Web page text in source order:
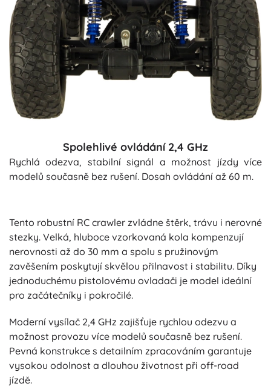
Spolehlivé ovládání 2,4 GHz
Rychlá odezva, stabilní signál a možnost jízdy více
modelů současně bez rušení. Dosah ovládání až 60 m.
Tento robustní RC crawler zvládne štěrk, trávu i nerovné
stezky. Velká, hluboce vzorkovaná kola kompenzují
nerovnosti až do 30 mm a spolu s pružinovým
zavěšením poskytují skvělou přilnavost i stabilitu. Díky
jednoduchému pistolovému ovladači je model ideální
pro začátečníky i pokročilé.
Moderní vysílač 2,4 GHz zajišťuje rychlou odezvu a
možnost provozu více modelů současně bez rušení.
Pevná konstrukce s detailním zpracováním garantuje
vysokou odolnost a dlouhou životnost při off-road
jízdě.